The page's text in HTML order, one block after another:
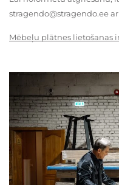
stragendo@stragendo.ee
Mēbeļu plātnes lietošanas